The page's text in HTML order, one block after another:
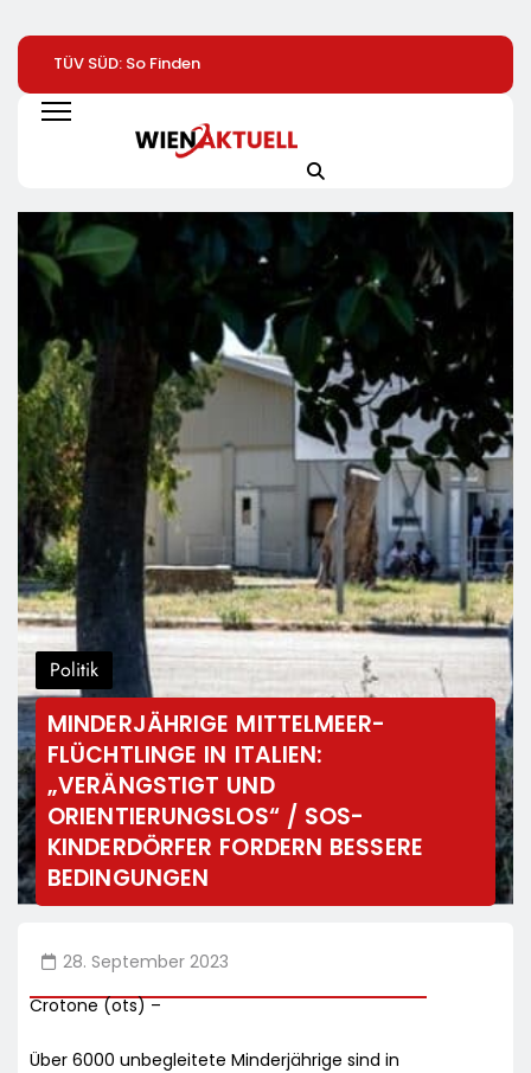
TÜV SÜD: So Finden
Verbraucher Das
Passende
Laserentfernungsmessgerät
Geberkonferenz:
Krise Der Welt Weitet
Batterietag:
Braucht Speicher,
Nicht Stillstand
Politik
MINDERJÄHRIGE MITTELMEER-
FLÜCHTLINGE IN ITALIEN:
„VERÄNGSTIGT UND
ORIENTIERUNGSLOS“ / SOS-
KINDERDÖRFER FORDERN BESSERE
BEDINGUNGEN
28. September 2023
Crotone (ots) –
Über 6000 unbegleitete Minderjährige sind in